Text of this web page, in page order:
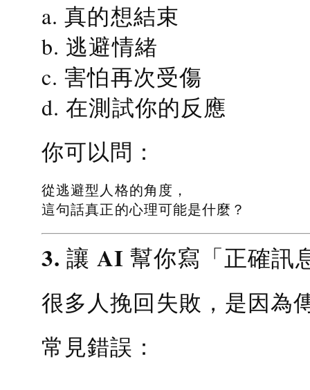
a. 真的想結束
b. 逃避情緒
c. 害怕再次受傷
d. 在測試你的反應
你可以問：
從逃避型人格的角度，
這句話真正的心理可能是什麼？
3. 讓 AI 幫你寫「正確訊
很多人挽回失敗，是因為
常見錯誤：